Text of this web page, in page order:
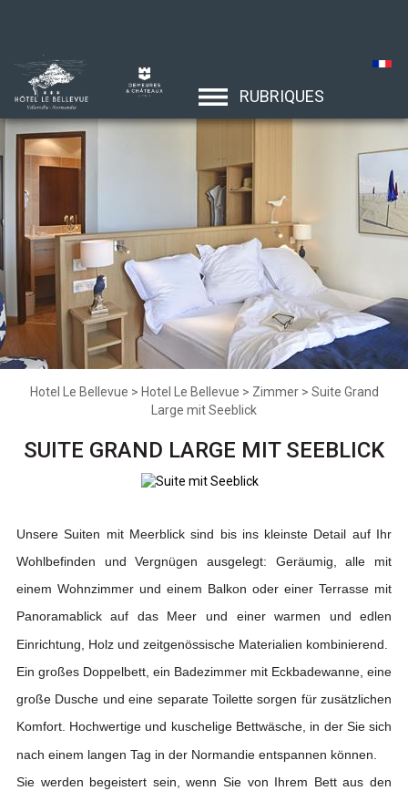
RUBRIQUES
Hotel Le Bellevue > Hotel Le Bellevue > Zimmer> Suite Grand
Large mit Seeblick
SUITE GRAND LARGE MIT SEEBLICK
Unsere Suiten mit Meerblick sind bis ins kleinste Detail auf Ihr
Wohlbefinden und Vergnügen ausgelegt: Geräumig, alle mit
einem Wohnzimmer und einem Balkon oder einer Terrasse mit
Panoramablick auf das Meer und einer warmen und edlen
Einrichtung, Holz und zeitgenössische Materialien kombinierend.
Ein großes Doppelbett, ein Badezimmer mit Eckbadewanne, eine
große Dusche und eine separate Toilette sorgen für zusätzlichen
Komfort. Hochwertige und kuschelige Bettwäsche, in der Sie sich
nach einem langen Tag in der Normandie entspannen können.
Sie werden begeistert sein, wenn Sie von Ihrem Bett aus den